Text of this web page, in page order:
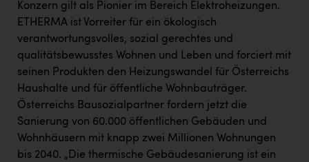
REMAX
RE/MAX Welcome
Resch&Frisch
RUBBLE MASTER
Ruderclub Wels
SCRI - Salzburg Cancer Research Institute
Konzern gilt als Pionier im Bereich Elektroheizungen.
ETHERMA ist Vorreiter für ein ökologisch
verantwortungsvolles, sozial gerechtes und
qualitätsbewusstes Wohnen und Leben und forciert mit
seinen Produkten den Heizungswandel für Österreichs
Haushalte und für öffentliche Wohnbauträger.
Österreichs Bausozialpartner fordern jetzt die
Sanierung von 60.000 öffentlichen Gebäuden und
Wohnhäusern mit knapp zwei Millionen Wohnungen
bis 2040. „Die thermische Gebäudesanierung ist ein